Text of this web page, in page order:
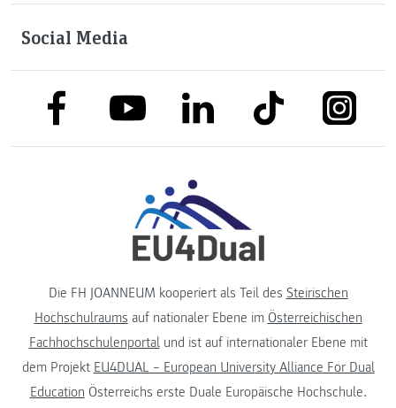
Social Media
link to facebooklink to youtubelink to linkedinlink to tiktok
Die FH JOANNEUM kooperiert als Teil des Steirischen
Hochschulraums auf nationaler Ebene im Österreichischen
Fachhochschulenportalund ist auf internationaler Ebene mit
dem Projekt EU4DUAL – European University Alliance For Dual
Education Österreichs erste Duale Europäische Hochschule.